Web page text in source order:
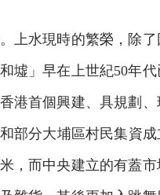
水現時的繁榮，除了
墟」早在上世紀50年
港首個興建、具規劃
部分大埔區村民集資成
，而中央建立的有蓋